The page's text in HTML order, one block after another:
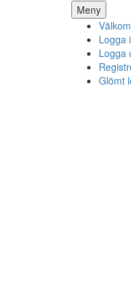
Meny Hoppa
till
Logga
Logga
Glömt